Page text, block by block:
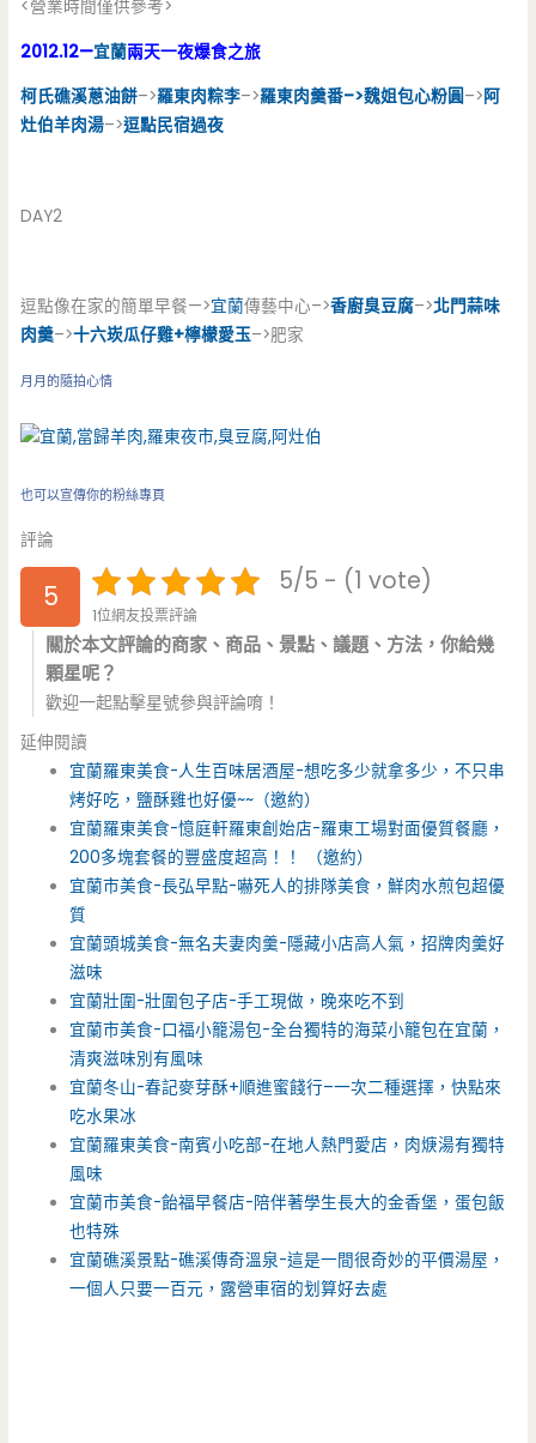
<營業時間僅供參考>
2012.12—宜蘭兩天一夜爆食之旅
柯氏礁溪蔥油餅–>羅東肉粽李–>羅東肉羹番–>魏姐包心粉圓–>阿
灶伯羊肉湯–>逗點民宿過夜
DAY2
逗點像在家的簡單早餐—>宜蘭傳藝中心–>香廚臭豆腐–>北門蒜味
肉羹–>十六崁瓜仔雞+檸檬愛玉–>肥家
月月的隨拍心情
也可以宣傳你的粉絲專頁
評論
5 5/5 - (1 vote)
1位網友投票評論
關於本文評論的商家、商品、景點、議題、方法，你給幾
顆星呢？
歡迎一起點擊星號參與評論唷！
延伸閱讀
宜蘭羅東美食-人生百味居酒屋-想吃多少就拿多少，不只串
烤好吃，鹽酥雞也好優~~（邀約）
宜蘭羅東美食-憶庭軒羅東創始店-羅東工場對面優質餐廳，
200多塊套餐的豐盛度超高！！ （邀約）
宜蘭市美食-長弘早點-嚇死人的排隊美食，鮮肉水煎包超優
質
宜蘭頭城美食-無名夫妻肉羹-隱藏小店高人氣，招牌肉羹好
滋味
宜蘭壯圍-壯圍包子店-手工現做，晚來吃不到
宜蘭市美食-口福小籠湯包-全台獨特的海菜小籠包在宜蘭，
清爽滋味別有風味
宜蘭冬山-春記麥芽酥+順進蜜餞行–一次二種選擇，快點來
吃水果冰
宜蘭羅東美食-南賓小吃部-在地人熱門愛店，肉焿湯有獨特
風味
宜蘭市美食-飴福早餐店-陪伴著學生長大的金香堡，蛋包飯
也特殊
宜蘭礁溪景點-礁溪傳奇溫泉-這是一間很奇妙的平價湯屋，
一個人只要一百元，露營車宿的划算好去處